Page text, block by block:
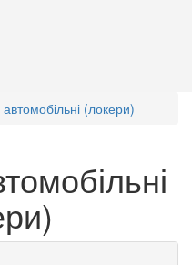
(локери)